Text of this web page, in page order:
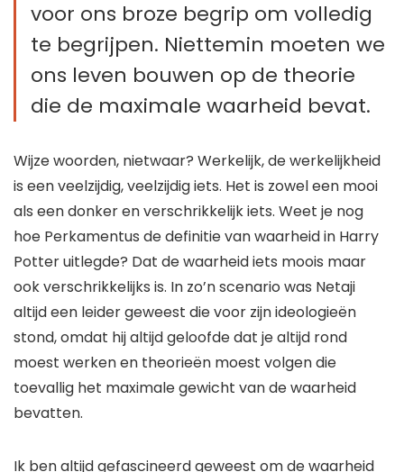
voor ons broze begrip om volledig
te begrijpen. Niettemin moeten we
ons leven bouwen op de theorie
die de maximale waarheid bevat.
Wijze woorden, nietwaar? Werkelijk, de werkelijkheid
is een veelzijdig, veelzijdig iets. Het is zowel een mooi
als een donker en verschrikkelijk iets. Weet je nog
hoe Perkamentus de definitie van waarheid in Harry
Potter uitlegde? Dat de waarheid iets moois maar
ook verschrikkelijks is. In zo’n scenario was Netaji
altijd een leider geweest die voor zijn ideologieën
stond, omdat hij altijd geloofde dat je altijd rond
moest werken en theorieën moest volgen die
toevallig het maximale gewicht van de waarheid
bevatten.
Ik ben altijd gefascineerd geweest om de waarheid